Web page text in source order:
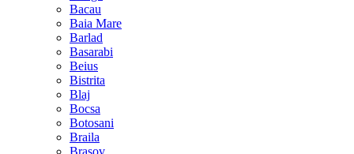
Bacau
Baia Mare
Barlad
Basarabi
Beius
Bistrita
Blaj
Bocsa
Botosani
Braila